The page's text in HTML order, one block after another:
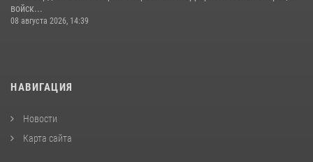
войск...
08 августа 2026, 14:39
НАВИГАЦИЯ
Новости
Карта сайта